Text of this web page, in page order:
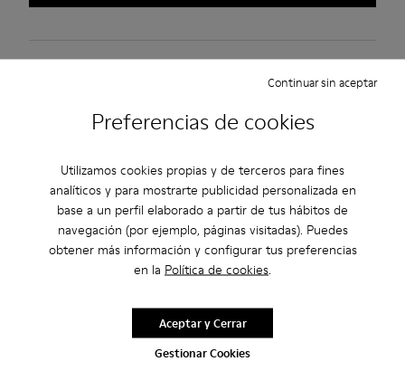
Preferencias de cookies
Utilizamos cookies propias y de terceros para fines
analíticos y para mostrarte publicidad personalizada en
base a un perfil elaborado a partir de tus hábitos de
navegación (por ejemplo, páginas visitadas). Puedes
obtener más información y configurar tus preferencias
en la Política de cookies.
Gestionar Cookies
Continuar sin aceptar
Aceptar y Cerrar
2 años de garantía por defectos de fábrica.
Beetle Ada, una sandalia abierta marrón y beige fabricada en
tejido natural con una plataforma de 6,5 cm.
Cuidados Del Producto
Nuestros zapatos se han fabricado con materiales de primera
calidad cuidadosamente seleccionados. El uso de productos
adecuados para el cuidado del calzado los protegerá y